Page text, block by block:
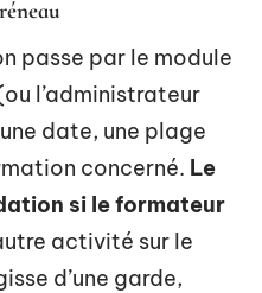
passe par le module
l’administrateur
date, une plage
concerné. Le
si le formateur
activité sur le
d’une garde,